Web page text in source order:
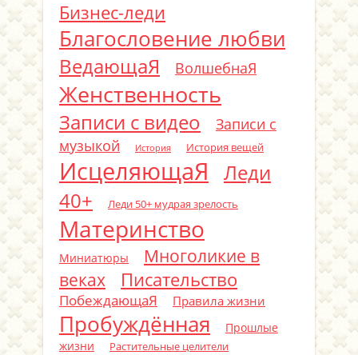
Бизнес-леди
Благословение любви
ВедающаЯ ВолшебнаЯ
Женственность
Записи с видео
Записи с
музыкой
История История вещей
ИсцеляющаЯ
Леди
40+
Леди 50+ мудрая зрелость
Материнство
Миниатюры
Многоликие в
веках
Писательство
ПобеждающаЯ Правила жизни
Пробуждённая
Прошлые
жизни
Растительные целители